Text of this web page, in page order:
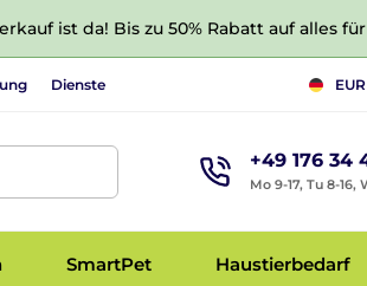
ist da! Bis zu 50% Rabatt auf alles
Dienste EUR
+49 176 34
Mo 9-17, Tu 8-16,
SmartPet Haustierbedarf